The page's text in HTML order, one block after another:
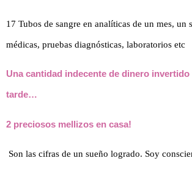
17 Tubos de sangre en analíticas de un mes, un
médicas, pruebas diagnósticas, laboratorios etc
Una cantidad indecente de dinero invertido
tarde…
2 preciosos mellizos en casa!
Son las cifras de un sueño logrado. Soy